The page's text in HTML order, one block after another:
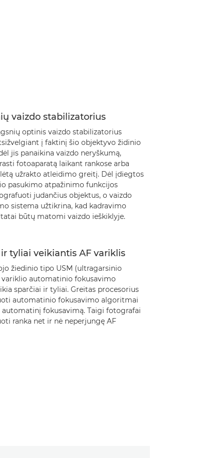
vaizdo stabilizatorius
optinis vaizdo stabilizatorius
į faktinį šio objektyvo židinio
jis panaikina vaizdo neryškumą,
fotoaparatą laikant rankose arba
užrakto atleidimo greitį. Dėl įdiegtos
pasukimo atpažinimo funkcijos
judančius objektus, o vaizdo
sistema užtikrina, kad kadravimo
būtų matomi vaizdo ieškiklyje.
tyliai veikiantis AF variklis
žiedinio tipo USM (ultragarsinio
variklio automatinio fokusavimo
sparčiai ir tyliai. Greitas procesorius
automatinio fokusavimo algoritmai
automatinį fokusavimą. Taigi fotografai
ranka net ir nė neperjungę AF